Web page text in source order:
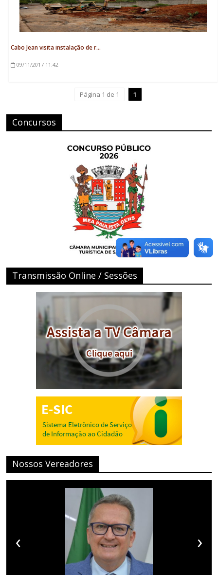
Cabo Jean visita instalação de r...
09/11/2017 11:42
Página 1 de 1 1
Concursos
Transmissão Online / Sessões
Nossos Vereadores
‹ ›